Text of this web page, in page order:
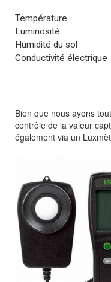
Température
Luminosité
Humidité du sol
Conductivité électrique
Bien que nous ayons
contrôle de la valeur
également via un